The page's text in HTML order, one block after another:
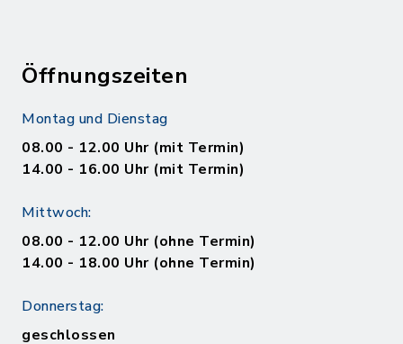
Öffnungszeiten
Montag und Dienstag
08.00 - 12.00 Uhr (mit Termin)
14.00 - 16.00 Uhr (mit Termin)
Mittwoch:
08.00 - 12.00 Uhr (ohne Termin)
14.00 - 18.00 Uhr (ohne Termin)
Donnerstag:
geschlossen